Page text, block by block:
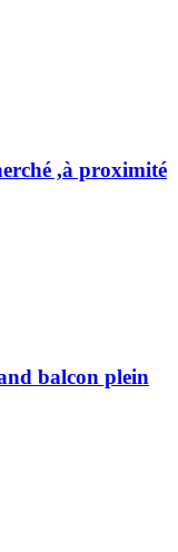
,à proximité
balcon plein